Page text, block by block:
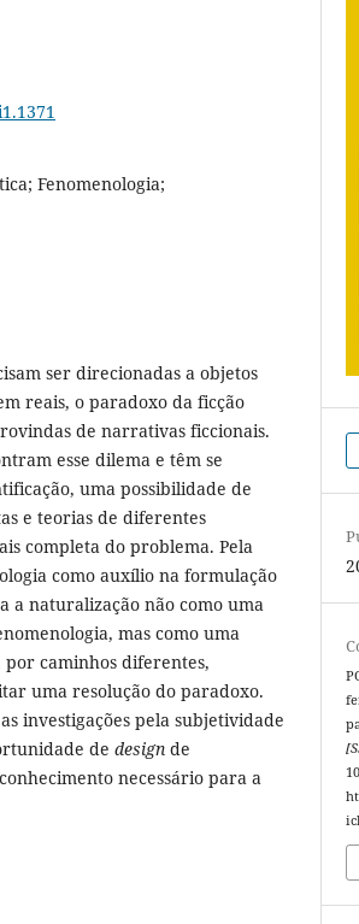
Fenomenologia;
ser direcionadas a objetos
reais, o paradoxo da ficção
de narrativas ficcionais.
esse dilema e têm se
uma possibilidade de
e teorias de diferentes
completa do problema. Pela
como auxílio na formulação
a naturalização não como uma
mas como uma
caminhos diferentes,
uma resolução do paradoxo.
investigações pela subjetividade
de design de
necessário para a